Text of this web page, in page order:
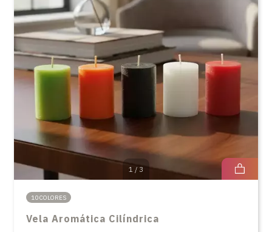
1 / 3
10 COLORES
Vela Aromática Cilíndrica